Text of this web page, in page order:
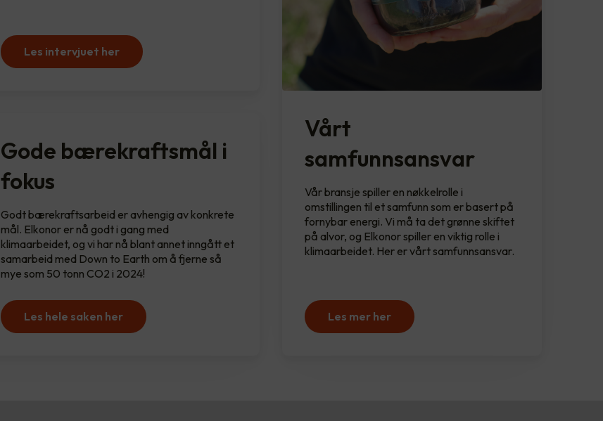
Les intervjuet her
Vårt
samfunnsansvar
Vår bransje spiller en nøkkelrolle i
omstillingen til et samfunn som er basert på
fornybar energi. Vi må ta det grønne skiftet
på alvor, og Elkonor spiller en viktig rolle i
klimaarbeidet. Her er vårt samfunnsansvar.
Les mer her
Gode bærekraftsmål i
fokus
Godt bærekraftsarbeid er avhengig av konkrete
mål. Elkonor er nå godt i gang med
klimaarbeidet, og vi har nå blant annet inngått et
samarbeid med Down to Earth om å fjerne så
mye som 50 tonn CO2 i 2024!
Les hele saken her